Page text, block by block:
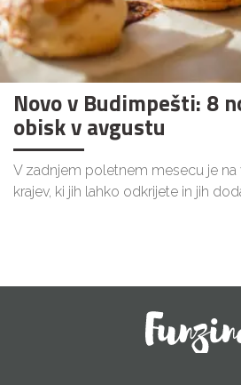
Novo v Budimpešti: 8
obisk v avgustu
V zadnjem poletnem mesecu je na
krajev, ki jih lahko odkrijete in jih